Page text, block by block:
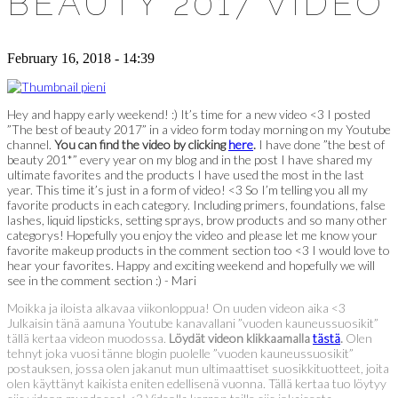
February 16, 2018 - 14:39
Hey and happy early weekend! :) It’s time for a new video <3 I posted
”The best of beauty 2017” in a video form today morning on my Youtube
channel. You can find the video by clickinghere. I have done ”the best of
beauty 201*” every year on my blog and in the post I have shared my
ultimate favorites and the products I have used the most in the last
year. This time it’s just in a form of video! <3 So I’m telling you all my
favorite products in each category. Including primers, foundations, false
lashes, liquid lipsticks, setting sprays, brow products and so many other
categorys! Hopefully you enjoy the video and please let me know your
favorite makeup products in the comment section too <3 I would love to
hear your favorites. Happy and exciting weekend and hopefully we will
see in the comment section :) - Mari
Moikka ja iloista alkavaa viikonloppua! On uuden videon aika <3
Julkaisin tänä aamuna Youtube kanavallani ”vuoden kauneussuosikit”
tällä kertaa videon muodossa. Löydät videon klikkaamallatästä. Olen
tehnyt joka vuosi tänne blogin puolelle ”vuoden kauneussuosikit”
postauksen, jossa olen jakanut mun ultimaattiset suosikkituotteet, joita
olen käyttänyt kaikista eniten edellisenä vuonna. Tällä kertaa tuo löytyy